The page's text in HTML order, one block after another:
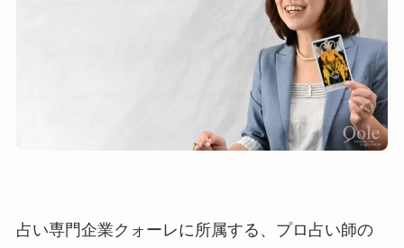
占い専門企業クォーレに所属する、プロ占い師の